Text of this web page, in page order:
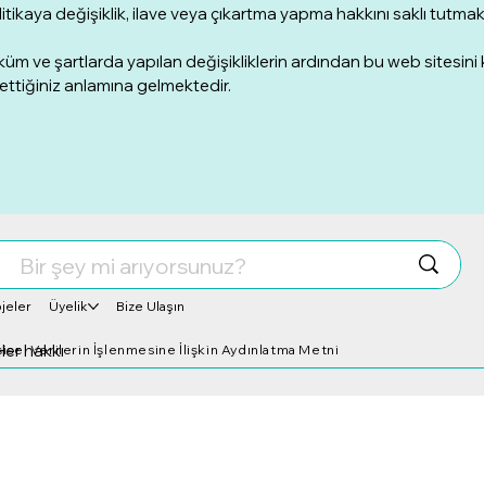
değişiklik, ilave veya çıkartma yapma hakkını saklı
ve şartlarda yapılan değişikliklerin ardından bu web
anlamına gelmektedir.
Verilerin İşlenmesine İlişkin Aydınlatma Metni
hakkı
Üyelik Bize Ulaşın